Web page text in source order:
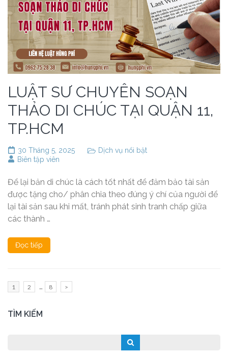
LUẬT SƯ CHUYÊN SOẠN
THẢO DI CHÚC TẠI QUẬN 11,
TP.HCM
30 Tháng 5, 2025
Dịch vụ nổi bật
Biên tập viên
Để lại bản di chúc là cách tốt nhất để đảm bảo tài sản
được tặng cho/ phân chia theo đúng ý chí của người để
lại tài sản sau khi mất, tránh phát sinh tranh chấp giữa
các thành …
Đọc tiếp
Phân
bài
Trang
1 Trang
2 … Trang
8 >
TÌM KIẾM